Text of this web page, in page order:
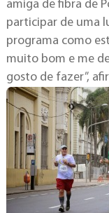
amiga de fibra de
participar de uma
programa como
muito bom e me
gosto de fazer”,